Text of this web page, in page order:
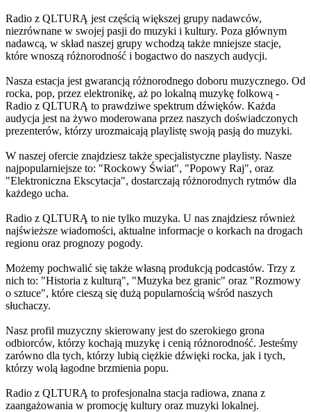
Radio z QLTURĄ jest częścią większej grupy nadawców,
niezrównane w swojej pasji do muzyki i kultury. Poza głównym
nadawcą, w skład naszej grupy wchodzą także mniejsze stacje,
które wnoszą różnorodność i bogactwo do naszych audycji.
Nasza estacja jest gwarancją różnorodnego doboru muzycznego. Od
rocka, pop, przez elektronikę, aż po lokalną muzykę folkową -
Radio z QLTURĄ to prawdziwe spektrum dźwięków. Każda
audycja jest na żywo moderowana przez naszych doświadczonych
prezenterów, którzy urozmaicają playlistę swoją pasją do muzyki.
W naszej ofercie znajdziesz także specjalistyczne playlisty. Nasze
najpopularniejsze to: "Rockowy Świat", "Popowy Raj", oraz
"Elektroniczna Ekscytacja", dostarczają różnorodnych rytmów dla
każdego ucha.
Radio z QLTURĄ to nie tylko muzyka. U nas znajdziesz również
najświeższe wiadomości, aktualne informacje o korkach na drogach
regionu oraz prognozy pogody.
Możemy pochwalić się także własną produkcją podcastów. Trzy z
nich to: "Historia z kulturą", "Muzyka bez granic" oraz "Rozmowy
o sztuce", które cieszą się dużą popularnością wśród naszych
słuchaczy.
Nasz profil muzyczny skierowany jest do szerokiego grona
odbiorców, którzy kochają muzykę i cenią różnorodność. Jesteśmy
zarówno dla tych, którzy lubią ciężkie dźwięki rocka, jak i tych,
którzy wolą łagodne brzmienia popu.
Radio z QLTURĄ to profesjonalna stacja radiowa, znana z
zaangażowania w promocję kultury oraz muzyki lokalnej.